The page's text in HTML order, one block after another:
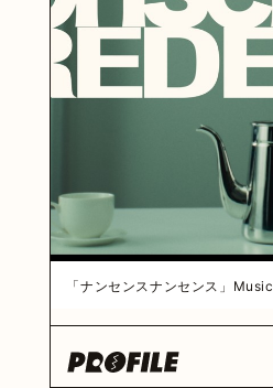
「ナンセンスナンセンス」